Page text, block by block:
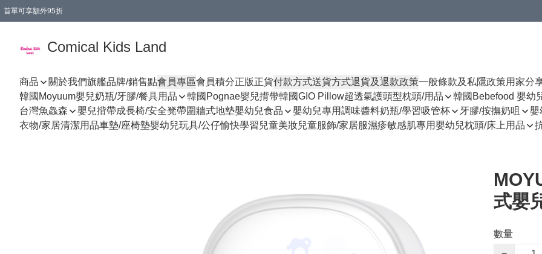
首單可享額外95折
Comical Kids Land
商品 關於我們旗艦品牌/銷售點會員專區會員積分正版正貨付款方式送貨方式退貨及退款政策一般條款及私隱政策用家分
韓國Moyuum嬰兒奶瓶/牙膠/餐具用品
韓國Pognae嬰兒揹帶韓國GIO Pillow超透氣護頭型枕頭/用品 韓國Bebefood 嬰幼
台灣魚鱻森
嬰兒揹帶成長椅/安全凳帶圍牆式地墊嬰幼兒食品 嬰幼兒專用調味醬料奶瓶/學習吸管杯 牙膠/按撫奶咀 嬰
衣物/家居清潔用品車墊/座椅墊嬰幼兒玩具/公仔愉快學習兒童美妝兒童服飾/家居服濕疹敏感肌專用嬰幼兒枕頭/床上用品
式嬰
數量